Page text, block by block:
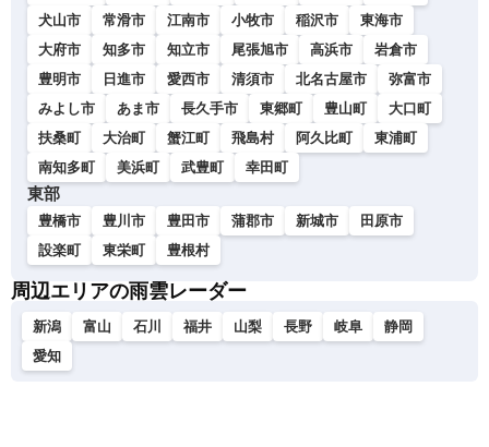
犬山市
常滑市 江南市 小牧市 稲沢市
東海市
大府市
知多市 知立市 尾張旭市 高浜市
岩倉市
豊明市
日進市 愛西市 清須市 北名古屋市
弥富市
みよし市
あま市 長久手市 東郷町 豊山町
大口町
扶桑町
大治町 蟹江町 飛島村 阿久比町
東浦町
南知多町
美浜町 武豊町 幸田町
東部
豊橋市 豊川市 豊田市 蒲郡市 新城市
田原市
設楽町
東栄町 豊根村
周辺エリアの雨雲レーダー
新潟 富山 石川 福井 山梨 長野 岐阜
静岡
愛知